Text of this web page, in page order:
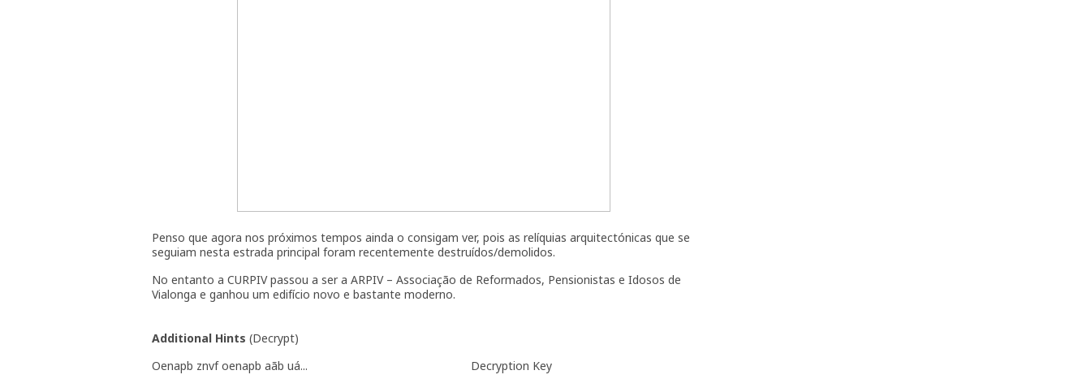
Penso que agora nos próximos tempos ainda o consigam ver, pois as relíquias arquitectónicas que se
seguiam nesta estrada principal foram recentemente destruídos/demolidos.
No entanto a CURPIV passou a ser a ARPIV – Associação de Reformados, Pensionistas e Idosos de
Vialonga e ganhou um edifício novo e bastante moderno.
Additional Hints (Decrypt)
Oenapb znvf oenapb aãb uá...
Decryption Key